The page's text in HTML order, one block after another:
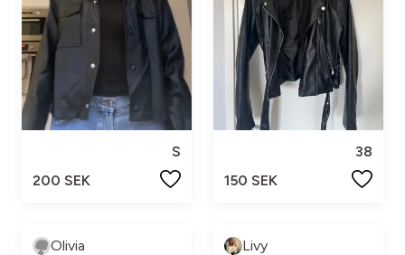
S
200 SEK
38
150 SEK
Olivia Livy